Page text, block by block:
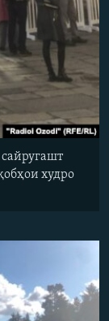
худро